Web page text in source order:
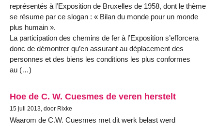
représentés à l’Exposition de Bruxelles de 1958, dont le thème
se résume par ce slogan : « Bilan du monde pour un monde
plus humain ».
La participation des chemins de fer à l’Exposition s’efforcera
donc de démontrer qu’en assurant au déplacement des
personnes et des biens les conditions les plus conformes
au (…)
Hoe de C. W. Cuesmes de veren herstelt
15 juli 2013, door Rixke
Waarom de C.W. Cuesmes met dit werk belast werd